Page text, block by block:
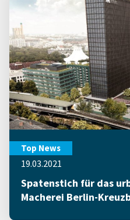
Top News
19.03.2021
Spatenstich für das
Macherei Berlin-